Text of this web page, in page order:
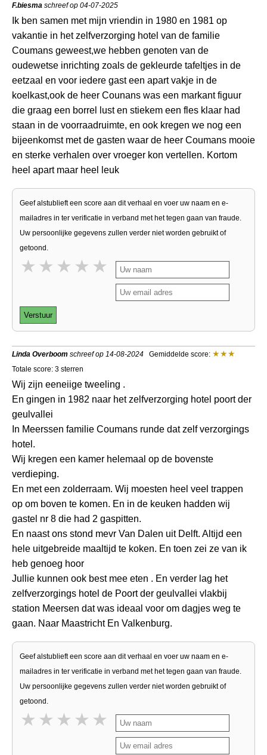
F.biesma schreef op 04-07-2025
Ik ben samen met mijn vriendin in 1980 en 1981 op
vakantie in het zelfverzorging hotel van de familie
Coumans geweest,we hebben genoten van de
oudewetse inrichting zoals de gekleurde tafeltjes in de
eetzaal en voor iedere gast een apart vakje in de
koelkast,ook de heer Counans was een markant figuur
die graag een borrel lust en stiekem een fles klaar had
staan in de voorraadruimte, en ook kregen we nog een
bijeenkomst met de gasten waar de heer Coumans mooie
en sterke verhalen over vroeger kon vertellen. Kortom
heel apart maar heel leuk
Geef alstublieft een score aan dit verhaal en voer uw naam en e-
mailadres in ter verificatie in verband met het tegen gaan van fraude.
Uw persoonlijke gegevens zullen verder niet worden gebruikt of
getoond.
5 stars
4 stars
3 stars
2 stars
1 star
Verstuur
Linda Overboom schreef op 14-08-2024 Gemiddelde score:
Totale score: 3 sterren
Wij zijn eeneiige tweeling .
En gingen in 1982 naar het zelfverzorging hotel poort der
geulvallei
In Meerssen familie Coumans runde dat zelf verzorgings
hotel.
Wij kregen een kamer helemaal op de bovenste
verdieping.
En met een zolderraam. Wij moesten heel veel trappen
op om boven te komen. En in de keuken hadden wij
gastel nr 8 die had 2 gaspitten.
En naast ons stond mevr Van Dalen uit Delft. Altijd een
hele uitgebreide maaltijd te koken. En toen zei ze van ik
heb genoeg hoor
Jullie kunnen ook best mee eten . En verder lag het
zelfverzorgings hotel de Poort der geulvallei vlakbij
station Meersen dat was ideaal voor om dagjes weg te
gaan. Naar Maastricht En Valkenburg.
Geef alstublieft een score aan dit verhaal en voer uw naam en e-
mailadres in ter verificatie in verband met het tegen gaan van fraude.
Uw persoonlijke gegevens zullen verder niet worden gebruikt of
getoond.
5 stars
4 stars
3 stars
2 stars
1 star